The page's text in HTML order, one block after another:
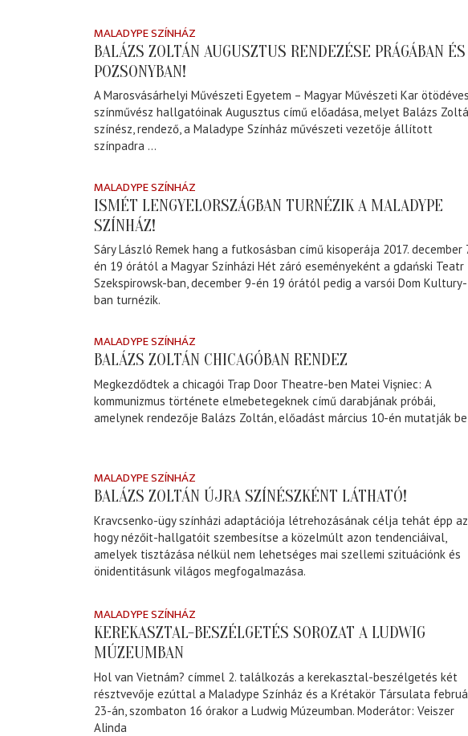
MALADYPE SZÍNHÁZ
BALÁZS ZOLTÁN AUGUSZTUS RENDEZÉSE PRÁGÁBAN ÉS
POZSONYBAN!
A Marosvásárhelyi Művészeti Egyetem – Magyar Művészeti Kar ötödéves
színművész hallgatóinak Augusztus című előadása, melyet Balázs
színész, rendező, a Maladype Színház művészeti vezetője állított
színpadra ...
MALADYPE SZÍNHÁZ
ISMÉT LENGYELORSZÁGBAN TURNÉZIK A MALADYPE
SZÍNHÁZ!
Sáry László Remek hang a futkosásban című kisoperája 2017. december
én 19 órától a Magyar Színházi Hét záró eseményeként a gdański Teatr
Szekspirowsk-ban, december 9-én 19 órától pedig a varsói Dom Kultury-
ban turnézik.
MALADYPE SZÍNHÁZ
BALÁZS ZOLTÁN CHICAGÓBAN RENDEZ
Megkezdődtek a chicagói Trap Door Theatre-ben Matei Vișniec: A
kommunizmus története elmebetegeknek című darabjának próbái,
amelynek rendezője Balázs Zoltán, előadást március 10-én mutatják be
MALADYPE SZÍNHÁZ
BALÁZS ZOLTÁN ÚJRA SZÍNÉSZKÉNT LÁTHATÓ!
Kravcsenko-ügy színházi adaptációja létrehozásának célja tehát épp az,
hogy nézőit-hallgatóit szembesítse a közelmúlt azon tendenciáival,
amelyek tisztázása nélkül nem lehetséges mai szellemi szituációnk és
önidentitásunk világos megfogalmazása.
MALADYPE SZÍNHÁZ
KEREKASZTAL-BESZÉLGETÉS SOROZAT A LUDWIG
MÚZEUMBAN
Hol van Vietnám? címmel 2. találkozás a kerekasztal-beszélgetés két
résztvevője ezúttal a Maladype Színház és a Krétakör Társulata
23-án, szombaton 16 órakor a Ludwig Múzeumban. Moderátor: Veiszer
Alinda